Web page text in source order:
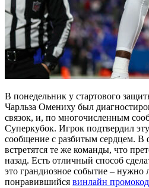
В понедельник у стартового
Чарльза Омениху был
связок, и, по многочисленным
Суперкубок. Игрок подтвердил
сообщение с разбитым сердцем.
встретятся те же команды, что
назад. Есть отличный способ
это грандиозное событие – нужно
понравившийся винлайн промокод